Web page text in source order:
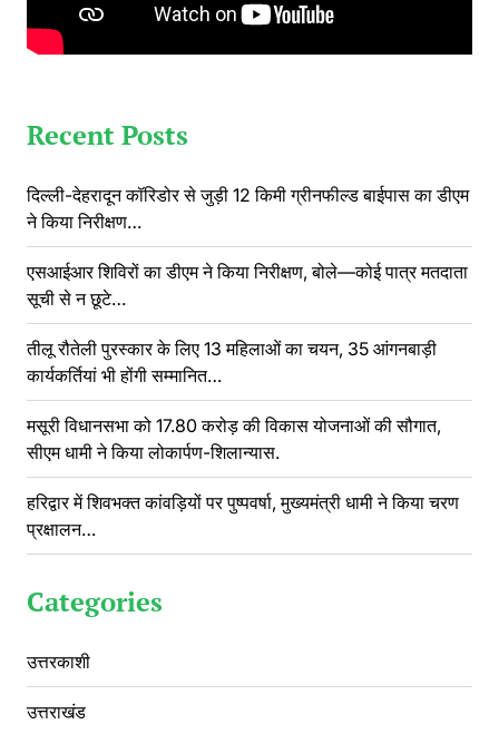
Recent Posts
दिल्ली-देहरादून कॉरिडोर से जुड़ी 12 किमी ग्रीनफील्ड बाईपास का डीएम
ने किया निरीक्षण…
एसआईआर शिविरों का डीएम ने किया निरीक्षण, बोले—कोई पात्र मतदाता
सूची से न छूटे…
तीलू रौतेली पुरस्कार के लिए 13 महिलाओं का चयन, 35 आंगनबाड़ी
कार्यकर्तियां भी होंगी सम्मानित…
मसूरी विधानसभा को 17.80 करोड़ की विकास योजनाओं की सौगात,
सीएम धामी ने किया लोकार्पण-शिलान्यास.
हरिद्वार में शिवभक्त कांवड़ियों पर पुष्पवर्षा, मुख्यमंत्री धामी ने किया चरण
प्रक्षालन…
Categories
उत्तरकाशी
उत्तराखंड